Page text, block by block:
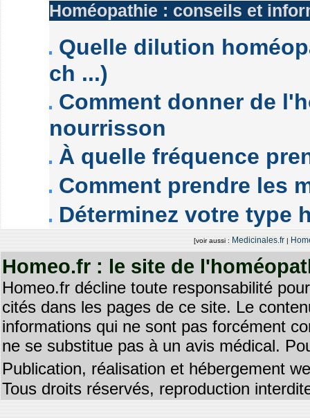
Homéopathie : conseils et
Quelle dilution
ch ...)
Comment donner de
nourrisson
À quelle fréquence
Comment prendre les
Déterminez votre type
[voir aussi :Medicinales.fr|
Homeo.fr : le site de
Homeo.fr décline toute responsabilité
cités dans les pages de ce site. Le
informations qui ne sont pas forcément
ne se substitue pas à un avis médical.
Publication, réalisation et hébergement
Tous droits réservés, reproduction